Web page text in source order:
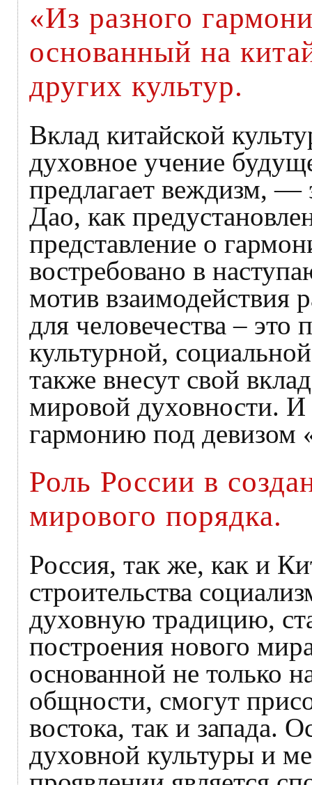
«Из разного
основанный на
других культур.
Вклад китайской
духовное учение
предлагает веждизм, —
Дао, как
представление о
востребовано в
мотив взаимодействия
для человечества –
культурной,
также внесут свой
мировой духовности. И
гармонию под девизом
Роль России в
мирового порядка.
Россия, так же, как и
строительства
духовную традицию,
построения нового
основанной не только
общности, смогут
востока, так и запада.
духовной культуры и